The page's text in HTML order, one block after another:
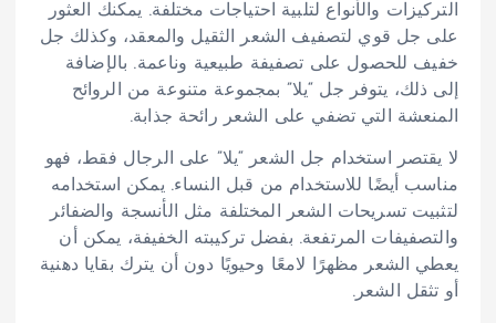
التركيزات والأنواع لتلبية احتياجات مختلفة. يمكنك العثور
على جل قوي لتصفيف الشعر الثقيل والمعقد، وكذلك جل
خفيف للحصول على تصفيفة طبيعية وناعمة. بالإضافة
إلى ذلك، يتوفر جل “يلا” بمجموعة متنوعة من الروائح
المنعشة التي تضفي على الشعر رائحة جذابة.
لا يقتصر استخدام جل الشعر “يلا” على الرجال فقط، فهو
مناسب أيضًا للاستخدام من قبل النساء. يمكن استخدامه
لتثبيت تسريحات الشعر المختلفة مثل الأنسجة والضفائر
والتصفيفات المرتفعة. بفضل تركيبته الخفيفة، يمكن أن
يعطي الشعر مظهرًا لامعًا وحيويًا دون أن يترك بقايا دهنية
أو تثقل الشعر.